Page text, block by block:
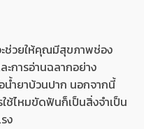
ะช่วยให้คุณมีสุขภาพช่อง
การอ่านฉลากอย่าง
น้ำยาบ้วนปาก นอกจากนี้
ช้ไหมขัดฟันก็เป็นสิ่งจำเป็น
ง